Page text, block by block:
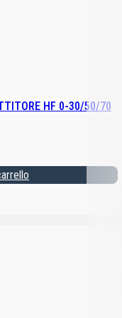
HF 0-30/50/70